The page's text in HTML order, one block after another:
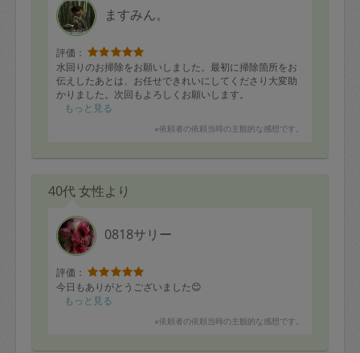
定期契約をキャンセルする場合、毎週定
期は月2回まで隔週定期は月1回までキャ
ンセル料は発生しません。それ以上はキ
ャンセル料が発生します。
定期契約キャンセル料：
・1回につき1,200円※
・詳細ルールは、こちらを参照くださ
※キャンセル料金の設定について：
定期依頼1回（3時間）の金額とスポット
1回（3時間）依頼した場合の金額の差額
相当で料金設定されています。
ますみん。
評価：
水回りのお掃除をお願いしました。最初に掃除箇所をお
伝えしたあとは、お任せできれいにしてくださり大変助
かりました。次回もよろしくお願いします。
もっと見る
※依頼者の依頼当時の主観的な感想です。
40代 女性より
0818サリー
評価：
今日もありがとうございました😊
もっと見る
※依頼者の依頼当時の主観的な感想です。